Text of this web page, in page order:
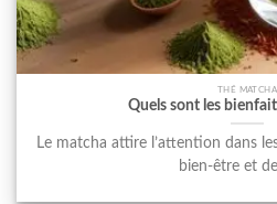
THÉ MATCHA
Quels sont les
Le matcha attire l’attention dans
bien-être et de